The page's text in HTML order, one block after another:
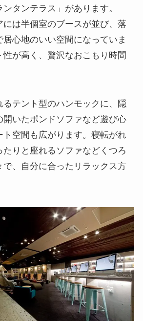
タンテラス」があります。
には半個室のブースが並び、落
心地のいい空間になっていま
が高く、贅沢なおこもり時間
るテント型のハンモックに、隠
開いたポンドソファなど遊び心
ト空間も広がります。寝転がれ
たりと座れるソファなどくつろ
で、自分に合ったリラックス方